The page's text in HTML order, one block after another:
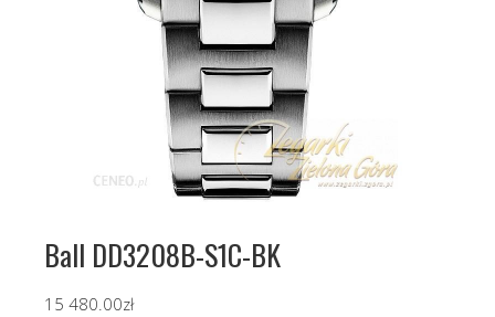
Ball DD3208B-S1C-BK
15 480.00zł